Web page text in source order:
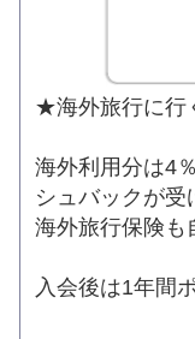
★海外旅行に行
海外利用分は4
シュバックが受
海外旅行保険も
入会後は1年間